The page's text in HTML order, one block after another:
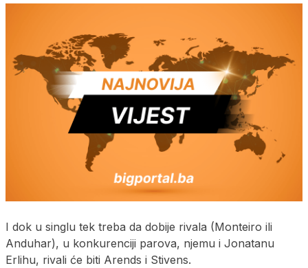
I dok u singlu tek treba da dobije rivala (Monteiro ili
Anduhar), u konkurenciji parova, njemu i Jonatanu
Erlihu, rivali će biti Arends i Stivens.